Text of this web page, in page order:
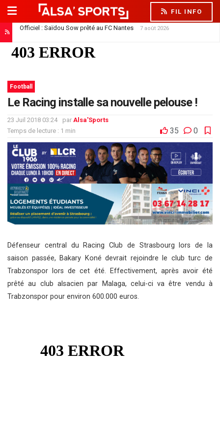
FIL INFO
Officiel : Saïdou Sow prêté au FC Nantes 7 août 2026
Football
Le Racing installe sa nouvelle pelouse !
23 Juil 2018 03:24 par Alsa'Sports
Temps de lecture : 1 min
35 0
Défenseur central du Racing Club de Strasbourg lors de la
saison passée, Bakary Koné devrait rejoindre le club turc de
Trabzonspor lors de cet été. Effectivement, après avoir été
prêté au club alsacien par Malaga, celui-ci va être vendu à
Trabzonspor pour environ 600.000 euros.